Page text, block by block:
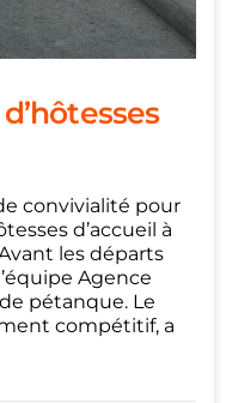
convivialité pour
d’accueil à
les départs
Agence
pétanque. Le
compétitif, a